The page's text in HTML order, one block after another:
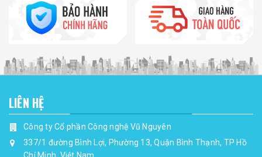
LIÊN HỆ
Công ty Cổ phần Công nghệ Vũ Nguyên
337/1 đường Bình Lợi, Phường 13, Quận Bình Thạnh, TP Hồ